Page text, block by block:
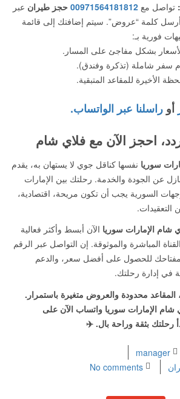
تواصل مع 00971564181812 حجز طيران عبر
كلمة “عروض”. سيتم إضافتك إلى قائمة
فورية بـ:
بشكل مفاجئ على المسار.
سفر شاملة (تذكرة وفندق).
الأخيرة للمقاعد المتبقية.
أو راسلنا عبر الواتساب.
احجز الآن مع فلاي شام
سوريا نفسها كناقل جوي لا يستهان به، يقدم
عن الجودة والخدمة. رحلتك بين الإمارات
السورية يجب أن تكون مريحة، اقتصادية،
التعقيدات.
شام الإمارات سوريا الآن أبسط وأكثر فعالية
المباشرة والموثوقة. إن التواصل عبر الرقم
للحصول على أفضل سعر، والدعم
في إدارة رحلتك.
المقاعد محدودة والعروض متغيرة باستمرار.
الإمارات سوريا واتساب الآن على
رحلتك بثقة وراحة بال. ✈️
manager
No comments